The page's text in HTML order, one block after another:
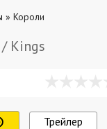
» Короли
/ Kings
Трейлер